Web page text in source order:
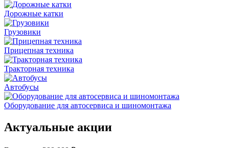
Дорожные катки
Грузовики
Прицепная техника
Тракторная техника
Автобусы
Оборудование для автосервиса и шиномонтажа
Актуальные акции